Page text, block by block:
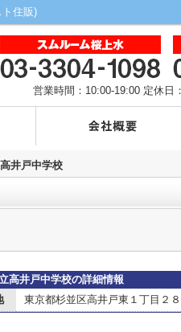
住販)
営業時間：10:00-19:00 定休日
井戸中学校
高井戸中学校の詳細情報
東京都杉並区高井戸東１丁目２８